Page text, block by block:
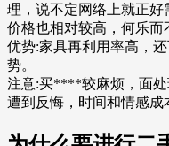
理，说不定网络上就正好
价格也相对较高，何乐而
优势:家具再利用率高，
势。
注意:买****较麻烦，面
遭到反悔，时间和情感成